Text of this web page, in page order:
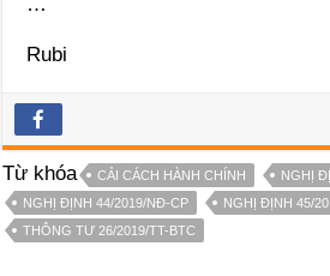
Rubi
Từ khóa CẢI CÁCH HÀNH CHÍNH
NGHỊ
NGHỊ ĐỊNH 44/2019/NĐ-CP
NGHỊ ĐỊNH 45/
THÔNG TƯ 26/2019/TT-BTC